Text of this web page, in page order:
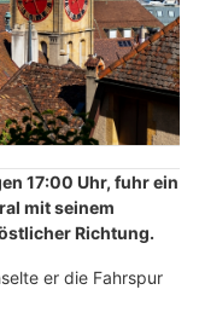
17:00 Uhr, fuhr ein
mit seinem
Richtung.
er die Fahrspur